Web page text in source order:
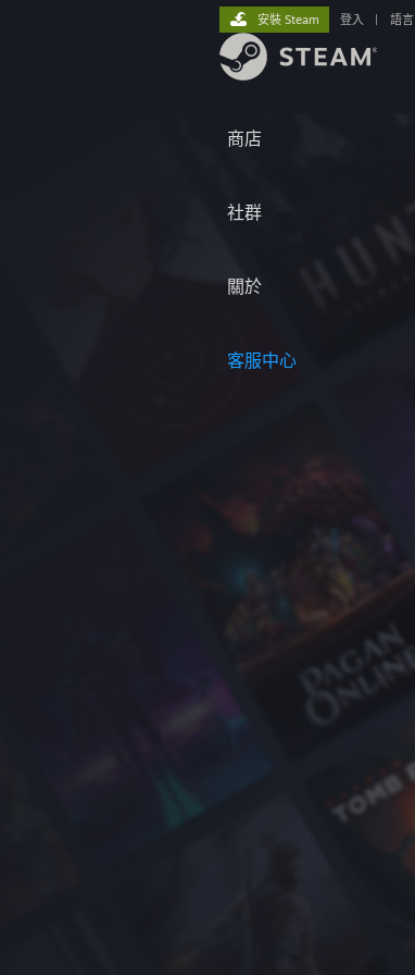
商店
社群
關於
客服中心
安裝 Steam 登入 語言